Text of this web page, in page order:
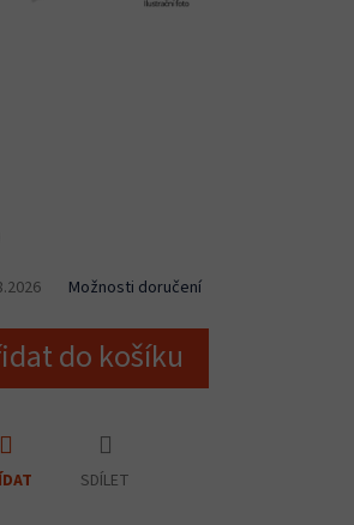
Možnosti doručení
do košíku
SDÍLET